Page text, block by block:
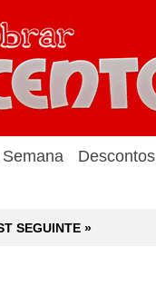
Descontos
SEGUINTE »